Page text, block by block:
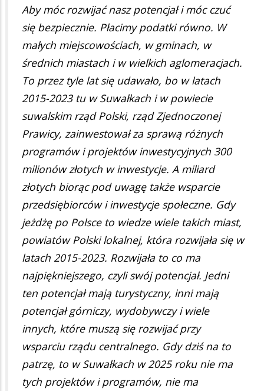
Aby móc rozwijać nasz potencjał i móc czuć
się bezpiecznie. Płacimy podatki równo. W
małych miejscowościach, w gminach, w
średnich miastach i w wielkich aglomeracjach.
To przez tyle lat się udawało, bo w latach
2015-2023 tu w Suwałkach i w powiecie
suwalskim rząd Polski, rząd Zjednoczonej
Prawicy, zainwestował za sprawą różnych
programów i projektów inwestycyjnych 300
milionów złotych w inwestycje. A miliard
złotych biorąc pod uwagę także wsparcie
przedsiębiorców i inwestycje społeczne. Gdy
jeżdżę po Polsce to wiedze wiele takich miast,
powiatów Polski lokalnej, która rozwijała się w
latach 2015-2023. Rozwijała to co ma
najpiękniejszego, czyli swój potencjał. Jedni
ten potencjał mają turystyczny, inni mają
potencjał górniczy, wydobywczy i wiele
innych, które muszą się rozwijać przy
wsparciu rządu centralnego. Gdy dziś na to
patrzę, to w Suwałkach w 2025 roku nie ma
tych projektów i programów, nie ma